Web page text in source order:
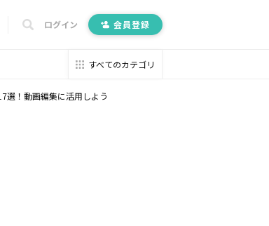
ログイン 会員登録
すべてのカテゴリ
選！動画編集に活用しよう